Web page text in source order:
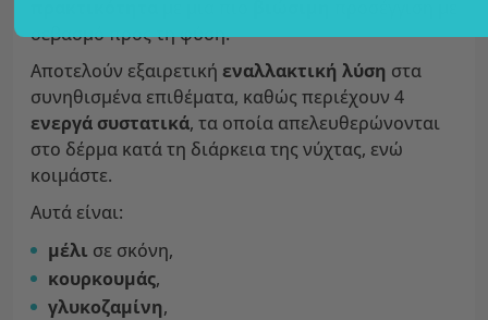
σεβασμό προς τη φύση.
Αποτελούν εξαιρετική εναλλακτική λύση στα
συνηθισμένα επιθέματα, καθώς περιέχουν 4
ενεργά συστατικά, τα οποία απελευθερώνονται
στο δέρμα κατά τη διάρκεια της νύχτας, ενώ
κοιμάστε.
Αυτά είναι:
μέλι σε σκόνη,
κουρκουμάς,
γλυκοζαμίνη,